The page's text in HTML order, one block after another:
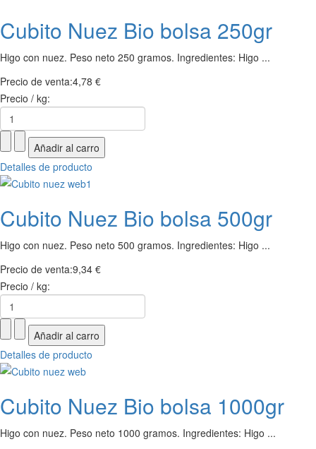
Cubito Nuez Bio bolsa 250gr
Higo con nuez. Peso neto 250 gramos. Ingredientes: Higo ...
Precio de venta:4,78 €
Precio / kg:
Detalles de producto
Cubito Nuez Bio bolsa 500gr
Higo con nuez. Peso neto 500 gramos. Ingredientes: Higo ...
Precio de venta:9,34 €
Precio / kg:
Detalles de producto
Cubito Nuez Bio bolsa 1000gr
Higo con nuez. Peso neto 1000 gramos. Ingredientes: Higo ...